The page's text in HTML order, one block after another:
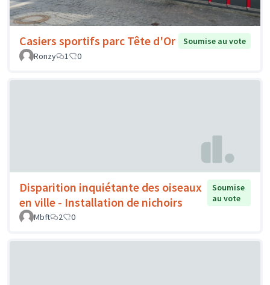
Casiers sportifs parc Tête d'Or
Soumise au vote
Ronzy
1 0
Disparition inquiétante des oiseaux
en ville - Installation de nichoirs
Soumise
au vote
Mbft
2 0